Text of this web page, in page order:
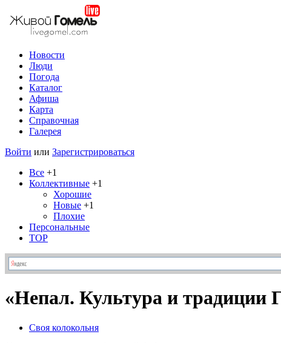
Новости
Люди
Погода
Каталог
Афиша
Карта
Справочная
Галерея
Войти или Зарегистрироваться
Все +1
Коллективные +1
Хорошие
Новые +1
Плохие
Персональные
TOP
«Непал. Культура и традиции
Своя колокольня